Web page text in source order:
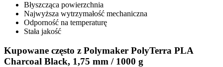
Błyszcząca powierzchnia
Najwyższa wytrzymałość mechaniczna
Odporność na temperaturę
Stała jakość
Kupowane często z Polymaker PolyTerra PLA
Charcoal Black, 1,75 mm / 1000 g